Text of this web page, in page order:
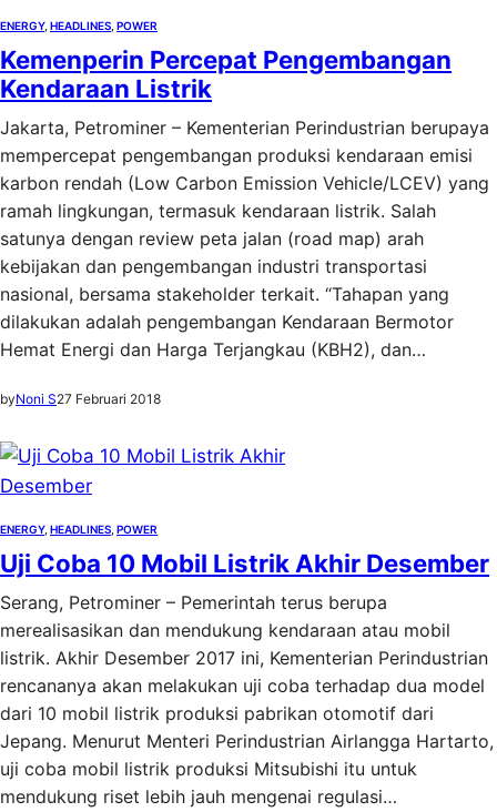
ENERGY, HEADLINES POWER
Kemenperin Percepat Pengembangan
Kendaraan Listrik
Jakarta, Petrominer – Kementerian Perindustrian berupaya
mempercepat pengembangan produksi kendaraan emisi
karbon rendah (Low Carbon Emission Vehicle/LCEV) yang
ramah lingkungan, termasuk kendaraan listrik. Salah
satunya dengan review peta jalan (road map) arah
kebijakan dan pengembangan industri transportasi
nasional, bersama stakeholder terkait. “Tahapan yang
dilakukan adalah pengembangan Kendaraan Bermotor
Hemat Energi dan Harga Terjangkau (KBH2), dan…
byNoni S27 Februari 2018
ENERGY, HEADLINES POWER
Uji Coba 10 Mobil Listrik Akhir Desember
Serang, Petrominer – Pemerintah terus berupa
merealisasikan dan mendukung kendaraan atau mobil
listrik. Akhir Desember 2017 ini, Kementerian Perindustrian
rencananya akan melakukan uji coba terhadap dua model
dari 10 mobil listrik produksi pabrikan otomotif dari
Jepang. Menurut Menteri Perindustrian Airlangga Hartarto,
uji coba mobil listrik produksi Mitsubishi itu untuk
mendukung riset lebih jauh mengenai regulasi…